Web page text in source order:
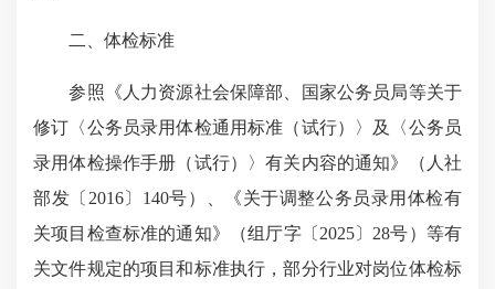
二、体检标准
参照《人力资源社会保障部、国家公务员局等关于
修订〈公务员录用体检通用标准（试行）〉及〈公务员
录用体检操作手册（试行）〉有关内容的通知》（人社
部发〔2016〕140号）、《关于调整公务员录用体检有
关项目检查标准的通知》（组厅字〔2025〕28号）等有
关文件规定的项目和标准执行，部分行业对岗位体检标